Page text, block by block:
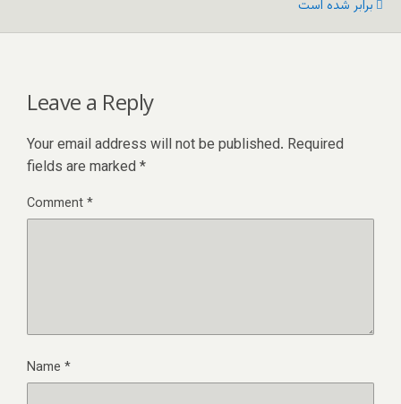
برابر شده است
Leave a Reply
Your email address will not be published. Required
fields are marked *
Comment*
Name *